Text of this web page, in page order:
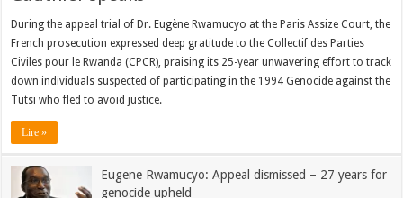
During the appeal trial of Dr. Eugène Rwamucyo at the Paris Assize Court, the
French prosecution expressed deep gratitude to the Collectif des Parties
Civiles pour le Rwanda (CPCR), praising its 25-year unwavering effort to track
down individuals suspected of participating in the 1994 Genocide against the
Tutsi who fled to avoid justice.
Lire »
Eugene Rwamucyo: Appeal dismissed – 27 years for
genocide upheld